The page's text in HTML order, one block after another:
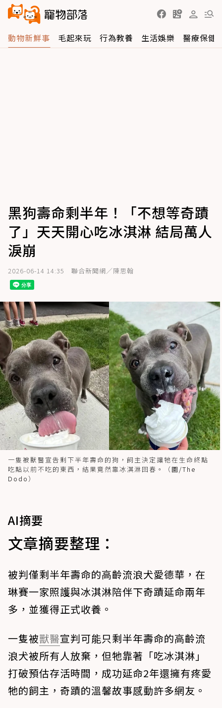
動物新鮮事 毛起來玩 行為教養 生活娛樂 醫療保健
黑狗壽命剩半年！「不想等奇蹟
了」天天開心吃冰淇淋 結局萬人
淚崩
2026-06-14 14:35 聯合新聞網／陳思翰
一隻被獸醫宣告剩下半年壽命的狗，飼主決定讓牠在生命終點
吃點以前不吃的東西，結果竟然靠冰淇淋回春。（圖/The
Dodo）
AI摘要
文章摘要整理：
被判僅剩半年壽命的高齡流浪犬愛德華，在
琳賽一家照護與冰淇淋陪伴下奇蹟延命兩年
多，並獲得正式收養。
一隻被獸醫宣判可能只剩半年壽命的高齡流
浪犬被所有人放棄，但牠靠著「吃冰淇淋」
打破預估存活時間，成功延命2年還擁有疼愛
牠的飼主，奇蹟的溫馨故事感動許多網友。